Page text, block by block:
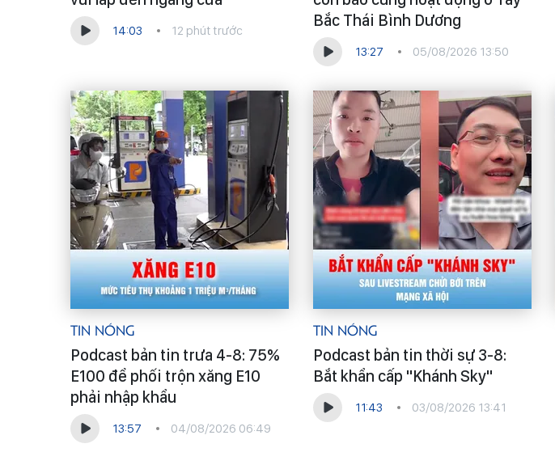
14:03 12 phút trước
Bắc Thái Bình Dương
13:27 05/08/2026 13:50
Tin Nóng
Podcast bản tin trưa 4-8: 75%
E100 để phối trộn xăng E10
phải nhập khẩu
13:57 04/08/2026 06:49
Tin Nóng
Podcast bản tin thời sự 3-8:
Bắt khẩn cấp "Khánh Sky"
11:43 03/08/2026 13:41